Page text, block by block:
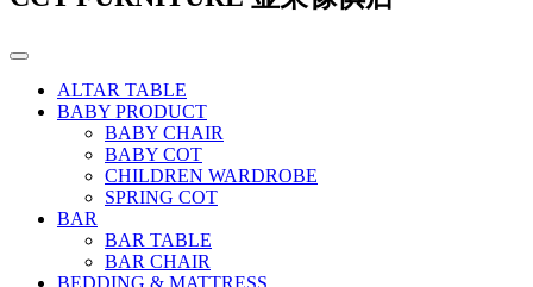
ALTAR TABLE
BABY PRODUCT
BABY CHAIR
BABY COT
CHILDREN WARDROBE
SPRING COT
BAR
BAR TABLE
BAR CHAIR
BEDDING & MATTRESS